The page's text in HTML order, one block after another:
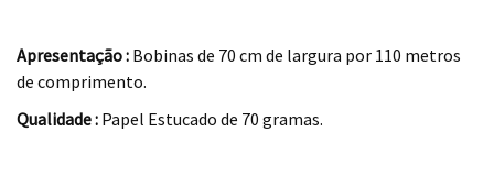
Apresentação : Bobinas de 70 cm de largura por 110 metros
de comprimento.
Qualidade : Papel Estucado de 70 gramas.